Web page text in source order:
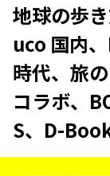
地球の歩
uco 国内
時代、旅
コラボ、
S、D-